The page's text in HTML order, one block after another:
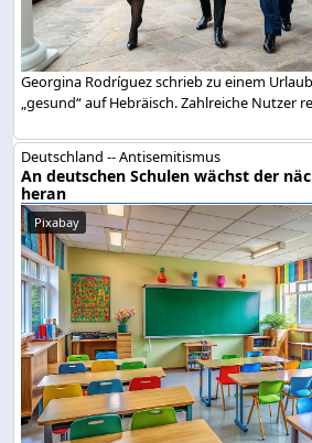
Georgina Rodríguez schrieb zu einem
„gesund“ auf Hebräisch. Zahlreiche Nutzer
Deutschland -- Antisemitismus
An deutschen Schulen wächst der
heran
Pixabay